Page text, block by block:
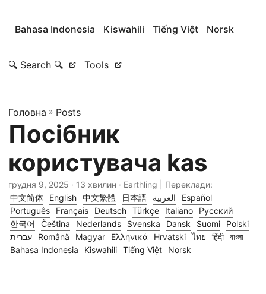
Bahasa Indonesia Kiswahili Tiếng Việt Norsk
🔍 Search 🔍 Tools
Головна » Posts
Посібник
користувача kas
грудня 9, 2025 · 13 хвилин · Earthling | Переклади:
中文简体
English 中文繁體 日本語 العربية
Español
Português
Français Deutsch Türkçe Italiano
Русский
한국어
Čeština Nederlands Svenska Dansk Suomi
Polski
עברית
Română Magyar Ελληνικά Hrvatski ไทย हिंदी বাংলা
Bahasa Indonesia
Kiswahili Tiếng Việt Norsk